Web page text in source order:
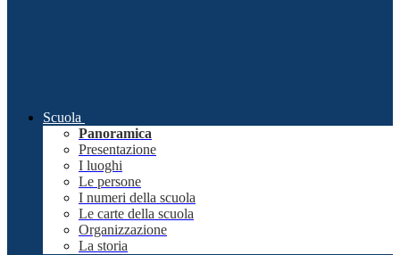
Scuola
Panoramica
Presentazione
I luoghi
Le persone
I numeri della scuola
Le carte della scuola
Organizzazione
La storia